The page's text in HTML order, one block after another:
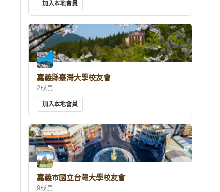
加入本地會員
嘉義縣臺灣大學校友會
2成員
加入本地會員
嘉義市國立台灣大學校友會
9成員